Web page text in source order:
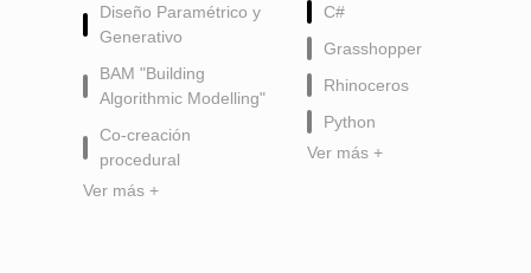
Diseño Paramétrico y
Generativo
BAM "Building
Algorithmic Modelling"
Co-creación
procedural
Ver más +
C#
Grasshopper
Rhinoceros
Python
Ver más +